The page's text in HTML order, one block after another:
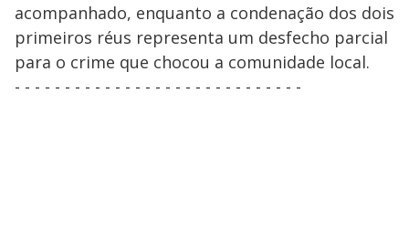
acompanhado, enquanto a condenação dos dois
primeiros réus representa um desfecho parcial
para o crime que chocou a comunidade local.
- - - - - - - - - - - - - - - - - - - - - - - - - - - - -